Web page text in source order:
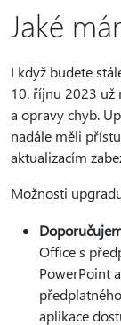
Jaké
I když budete
10. říjnu 2023 už
a opravy chyb.
nadále měli
aktualizacím
Možnosti
Office s
PowerPoint
aplikace